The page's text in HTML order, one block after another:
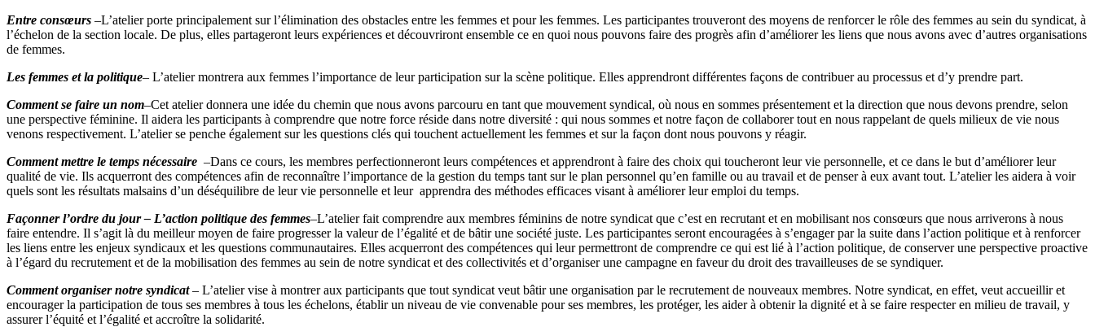
Entre consœurs –L’atelier porte principalement sur l’élimination des obstacles entre les femmes et pour les femmes. Les participantes trouveront des moyens de renforcer le rôle des femmes au sein du syndicat, à
l’échelon de la section locale. De plus, elles partageront leurs expériences et découvriront ensemble ce en quoi nous pouvons faire des progrès afin d’améliorer les liens que nous avons avec d’autres organisations
de femmes.
Les femmes et la politique– L’atelier montrera aux femmes l’importance de leur participation sur la scène politique. Elles apprendront différentes façons de contribuer au processus et d’y prendre part.
Comment se faire un nom–Cet atelier donnera une idée du chemin que nous avons parcouru en tant que mouvement syndical, où nous en sommes présentement et la direction que nous devons prendre, selon
une perspective féminine. Il aidera les participants à comprendre que notre force réside dans notre diversité : qui nous sommes et notre façon de collaborer tout en nous rappelant de quels milieux de vie nous
venons respectivement. L’atelier se penche également sur les questions clés qui touchent actuellement les femmes et sur la façon dont nous pouvons y réagir.
Comment mettre le temps nécessaire –Dans ce cours, les membres perfectionneront leurs compétences et apprendront à faire des choix qui toucheront leur vie personnelle, et ce dans le but d’améliorer leur
qualité de vie. Ils acquerront des compétences afin de reconnaître l’importance de la gestion du temps tant sur le plan personnel qu’en famille ou au travail et de penser à eux avant tout. L’atelier les aidera à voir
quels sont les résultats malsains d’un déséquilibre de leur vie personnelle et leur apprendra des méthodes efficaces visant à améliorer leur emploi du temps.
Façonner l’ordre du jour – L’action politique des femmes–L’atelier fait comprendre aux membres féminins de notre syndicat que c’est en recrutant et en mobilisant nos consœurs que nous arriverons à nous
faire entendre. Il s’agit là du meilleur moyen de faire progresser la valeur de l’égalité et de bâtir une société juste. Les participantes seront encouragées à s’engager par la suite dans l’action politique et à renforcer
les liens entre les enjeux syndicaux et les questions communautaires. Elles acquerront des compétences qui leur permettront de comprendre ce qui est lié à l’action politique, de conserver une perspective proactive
à l’égard du recrutement et de la mobilisation des femmes au sein de notre syndicat et des collectivités et d’organiser une campagne en faveur du droit des travailleuses de se syndiquer.
Comment organiser notre syndicat– L’atelier vise à montrer aux participants que tout syndicat veut bâtir une organisation par le recrutement de nouveaux membres. Notre syndicat, en effet, veut accueillir et
encourager la participation de tous ses membres à tous les échelons, établir un niveau de vie convenable pour ses membres, les protéger, les aider à obtenir la dignité et à se faire respecter en milieu de travail, y
assurer l’équité et l’égalité et accroître la solidarité.